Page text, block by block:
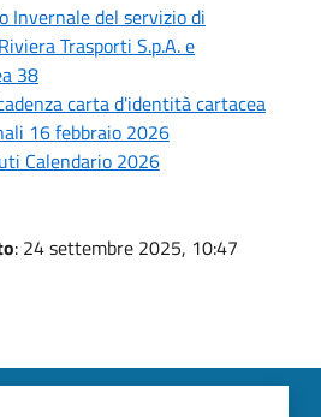
Invernale del servizio di
Trasporti S.p.A. e
38
carta d'identità cartacea
16 febbraio 2026
Calendario 2026
: 24 settembre 2025, 10:47